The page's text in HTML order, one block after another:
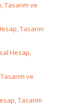
Tasarım ve
Tasarım
Hesap,
ve
Tasarım